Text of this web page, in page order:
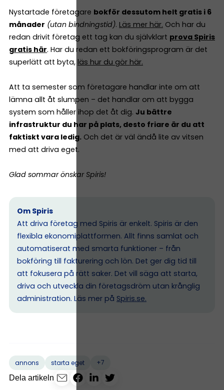
Nystartade företagare bokför dessutom helt gratis i 6
månader (utan bindningstid). Läs mer här. Och har du
redan drivit företag ett tag kan du självklart prova Spiris
gratis här. Har du redan ett bokföringsprogram är det
superlätt att byta, läs hur du gör här.
Att ta semester som företagare handlar inte om att
lämna allt åt slumpen – det handlar om att bygga
system som håller ihop det åt dig. Ju bättre
infrastruktur du har på plats, desto friare är du att
faktiskt vara ledig. Och det är väl ändå lite av vitsen
med att driva eget.
Glad sommar önskar Spiris!
Om Spiris
Att driva företag med Spiris är enkelt. Spiris är den
flexibla ekonomiplattformen. Allt finns samlat och
automatiserat med smarta funktioner – från
bokföring till fakturering och lön. Det ger dig tid till
att fokusera på rätt saker. Det vill säga att starta,
driva och utveckla din företagsdröm utan krånglig
administration. Läs mer på Spiris.se.
annons starta eget
+7
Dela artikeln